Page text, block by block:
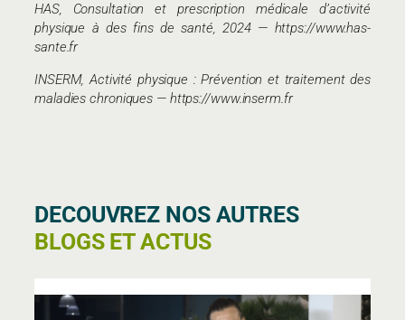
HAS, Consultation et prescription médicale d’activité
physique à des fins de santé, 2024 — https://www.has-
sante.fr
INSERM, Activité physique : Prévention et traitement des
maladies chroniques — https://www.inserm.fr
DECOUVREZ NOS AUTRES
BLOGS ET ACTUS